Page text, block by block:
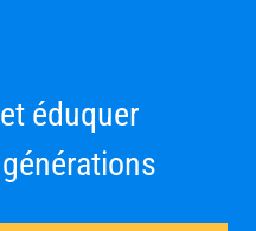
éduquer